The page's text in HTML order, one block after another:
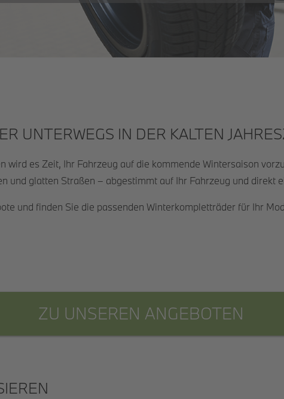
UNTERWEGS IN DER KALTEN
wird es Zeit, Ihr Fahrzeug auf die kommende Wintersaison
und glatten Straßen – abgestimmt auf Ihr Fahrzeug und direkt
und finden Sie die passenden Winterkompletträder für Ihr
ZU UNSEREN ANGEBOTEN